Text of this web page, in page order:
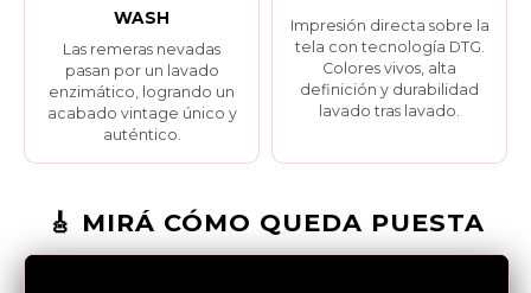
WASH
Las remeras nevadas
pasan por un lavado
enzimático, logrando un
acabado vintage único y
auténtico.
Impresión directa sobre la
tela con tecnología DTG.
Colores vivos, alta
definición y durabilidad
lavado tras lavado.
🎸 MIRÁ CÓMO QUEDA PUESTA